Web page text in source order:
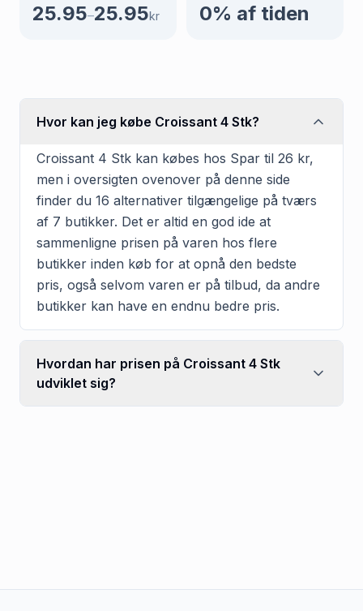
25.95–25.95kr 0% af tiden
Hvor kan jeg købe Croissant 4 Stk?
Croissant 4 Stk kan købes hos Spar til 26 kr,
men i oversigten ovenover på denne side
finder du 16 alternativer tilgængelige på tværs
af 7 butikker. Det er altid en god ide at
sammenligne prisen på varen hos flere
butikker inden køb for at opnå den bedste
pris, også selvom varen er på tilbud, da andre
butikker kan have en endnu bedre pris.
Hvordan har prisen på Croissant 4 Stk
udviklet sig?